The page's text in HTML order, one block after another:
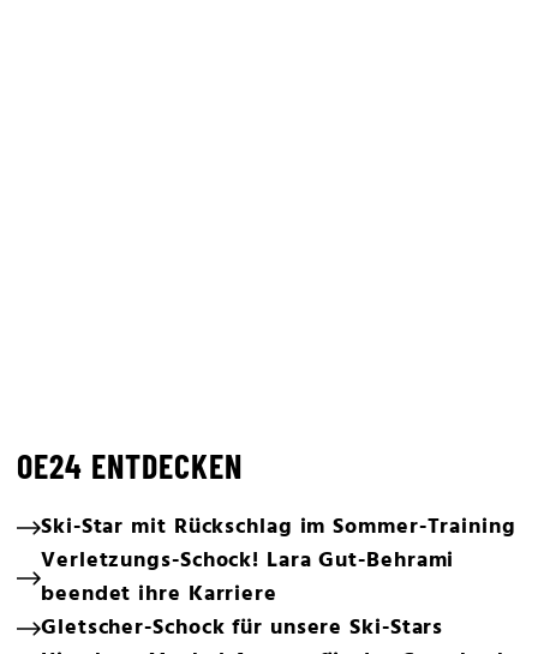
OE24 ENTDECKEN
Ski-Star mit Rückschlag im Sommer-Training
Verletzungs-Schock! Lara Gut-Behrami
beendet ihre Karriere
Gletscher-Schock für unsere Ski-Stars